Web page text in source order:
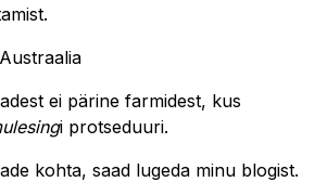
Austraalia
ei pärine farmidest, kus
i protseduuri.
kohta, saad lugeda minu blogist.